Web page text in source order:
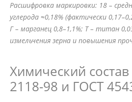
Расшифровка маркировки: 18 –
углерода ≈0,18% (фактически
Г – марганец 0,8–1,1%; Т – титан
измельчения зерна и повышения
Химический
2118-98 и ГОСТ